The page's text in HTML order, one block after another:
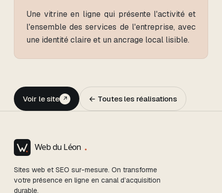
Une vitrine en ligne qui présente l'activité et
l'ensemble des services de l'entreprise, avec
une identité claire et un ancrage local lisible.
Voir le site ↗ ← Toutes les réalisations
Sites web et SEO sur-mesure. On transforme
votre présence en ligne en canal d’acquisition
durable.